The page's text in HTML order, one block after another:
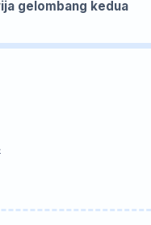
gelombang kedua